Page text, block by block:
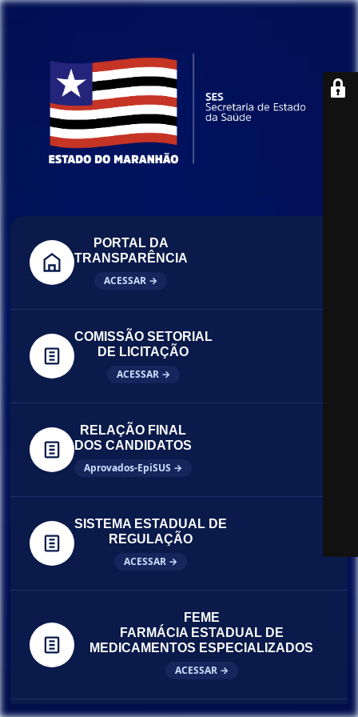
PORTAL DA
TRANSPARÊNCIA
ACESSAR →
COMISSÃO SETORIAL
DE LICITAÇÃO
ACESSAR →
RELAÇÃO FINAL
DOS CANDIDATOS
Aprovados-EpiSUS →
SISTEMA ESTADUAL DE
REGULAÇÃO
ACESSAR →
FEME
FARMÁCIA ESTADUAL DE
MEDICAMENTOS ESPECIALIZADOS
ACESSAR →